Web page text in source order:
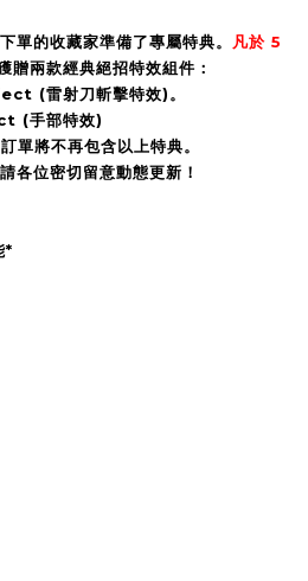
單的收藏家準備了專屬特典。
凡於 5
贈兩款經典絕招特效組件：
(雷射刀斬擊特效)。
(手部特效)
單將不再包含以上特典。
各位密切留意動態更新！
*